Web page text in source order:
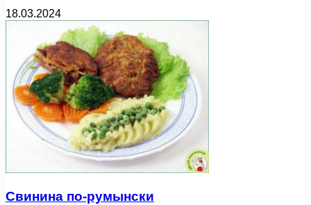
18.03.2024
Свинина по-румынски